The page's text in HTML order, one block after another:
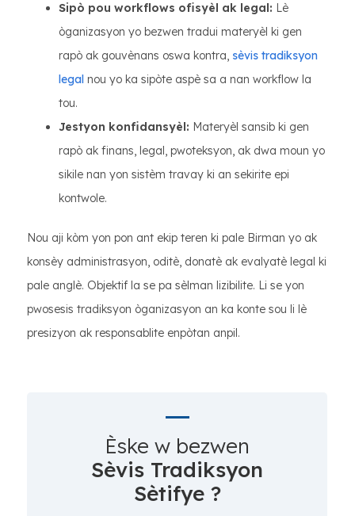
Sipò pou workflows ofisyèl ak legal: Lè
òganizasyon yo bezwen tradui materyèl ki gen
rapò ak gouvènans oswa kontra, sèvis tradiksyon
legal nou yo ka sipòte aspè sa a nan workflow la
tou.
Jestyon konfidansyèl: Materyèl sansib ki gen
rapò ak finans, legal, pwoteksyon, ak dwa moun yo
sikile nan yon sistèm travay ki an sekirite epi
kontwole.
Nou aji kòm yon pon ant ekip teren ki pale Birman yo ak
konsèy administrasyon, oditè, donatè ak evalyatè legal ki
pale anglè. Objektif la se pa sèlman lizibilite. Li se yon
pwosesis tradiksyon òganizasyon an ka konte sou li lè
presizyon ak responsablite enpòtan anpil.
Èske w bezwen
Sèvis Tradiksyon
Sètifye ?